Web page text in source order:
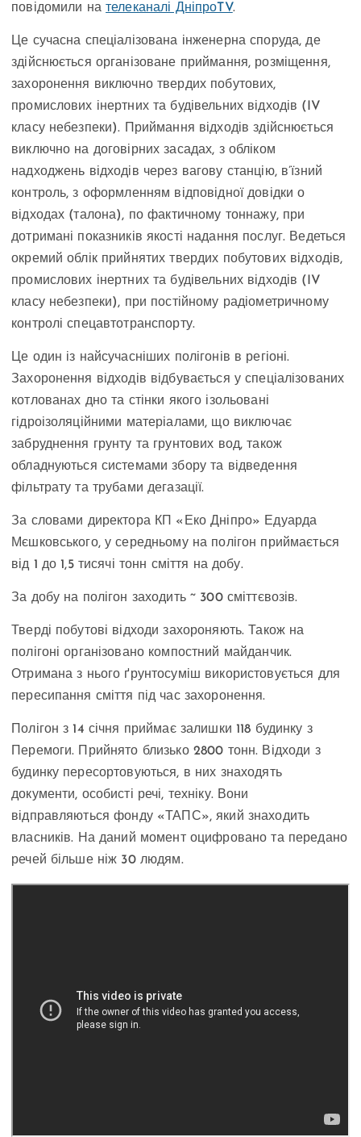
повідомили нателеканалі ДніпроTV.
Це сучасна спеціалізована інженерна споруда, де
здійснюється організоване приймання, розміщення,
захоронення виключно твердих побутових,
промислових інертних та будівельних відходів (IV
класу небезпеки). Приймання відходів здійснюється
виключно на договірних засадах, з обліком
надходжень відходів через вагову станцію, в’їзний
контроль, з оформленням відповідної довідки о
відходах (талона), по фактичному тоннажу, при
дотримані показників якості надання послуг. Ведеться
окремий облік прийнятих твердих побутових відходів,
промислових інертних та будівельних відходів (IV
класу небезпеки), при постійному радіометричному
контролі спецавтотранспорту.
Це один із найсучасніших полігонів в регіоні.
Захоронення відходів відбувається у спеціалізованих
котлованах дно та стінки якого ізольовані
гідроізоляційними матеріалами, що виключає
забруднення грунту та грунтових вод, також
обладнуються системами збору та відведення
фільтрату та трубами дегазації.
За словами директора КП «Еко Дніпро» Едуарда
Мєшковського, у середньому на полігон приймається
від 1 до 1,5 тисячі тонн сміття на добу.
За добу на полігон заходить ~ 300 сміттєвозів.
Тверді побутові відходи захороняють. Також на
полігоні організовано компостний майданчик.
Отримана з нього ґрунтосуміш використовується для
пересипання сміття під час захоронення.
Полігон з 14 січня приймає залишки 118 будинку з
Перемоги. Прийнято близько 2800 тонн. Відходи з
будинку пересортовуються, в них знаходять
документи, особисті речі, техніку. Вони
відправляються фонду «ТАПС», який знаходить
власників. На даний момент оцифровано та передано
речей більше ніж 30 людям.